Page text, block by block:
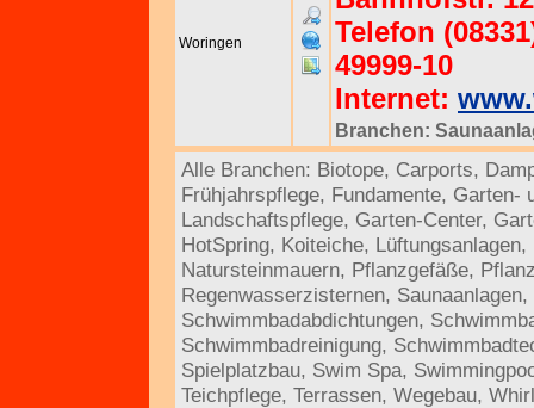
Woringen
Telefon
49999-10
Internet:
Branchen:
Alle Branchen: Biotope, Carports,
Frühjahrspflege, Fundamente, Garten-
Landschaftspflege, Garten-Center,
HotSpring, Koiteiche, Lüftungsanlagen,
Natursteinmauern, Pflanzgefäße,
Regenwasserzisternen, Saunaanlagen,
Schwimmbadabdichtungen,
Schwimmbadreinigung,
Spielplatzbau, Swim Spa,
Teichpflege, Terrassen, Wegebau,